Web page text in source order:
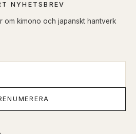
NYHETSBREV
om kimono och japanskt hantverk